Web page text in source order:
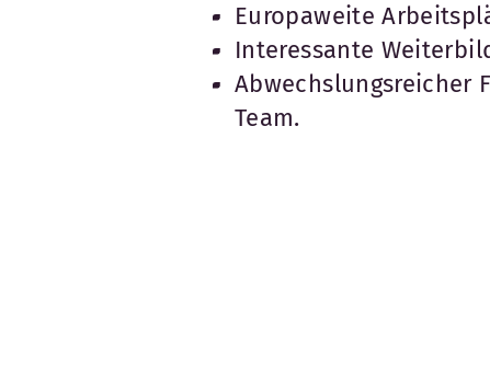
Europaweite
Interessante
Abwechslungsreicher
Team.